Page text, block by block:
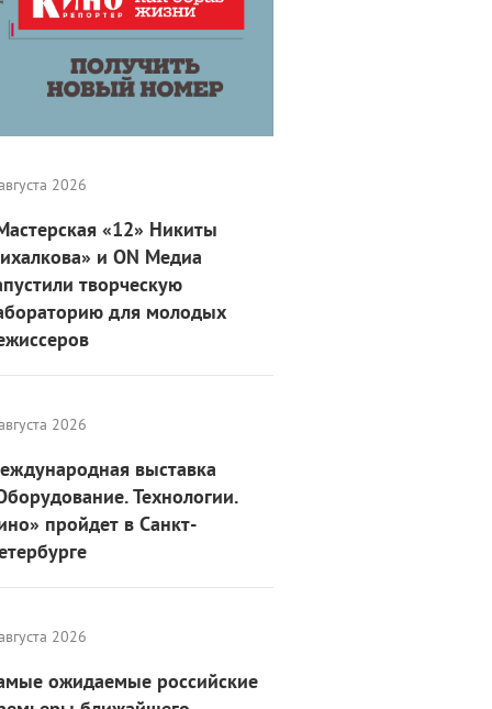
2026
«12» Никиты
и ON Медиа
творческую
для молодых
2026
выставка
Технологии.
пройдет в Санкт-
2026
ожидаемые российские